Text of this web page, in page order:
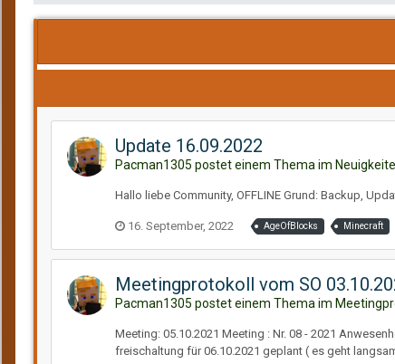
Update 16.09.2022
Pacman1305 postet einem Thema im
Hallo liebe Community, OFFLINE Grund: Backup,
16. September, 2022 AgeOfBlocks Minecraft
Meetingprotokoll vom SO
Pacman1305 postet einem Thema im
Meeting: 05.10.2021 Meeting : Nr. 08 - 2021
freischaltung für 06.10.2021 geplant ( es geht